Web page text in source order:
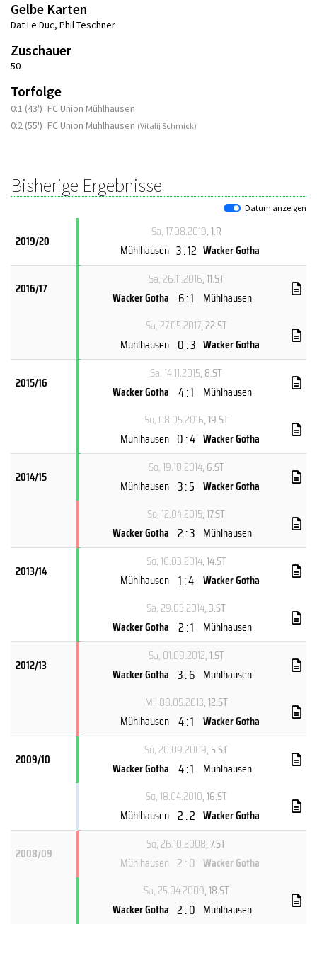
Gelbe Karten
Dat Le Duc, Phil Teschner
Zuschauer
50
Torfolge
0:1 (43') FC Union Mühlhausen
0:2 (55') FC Union Mühlhausen (Vitalij Schmick)
Bisherige Ergebnisse
Datum anzeigen
2019/20
Sa, 17.08.2019, 1.R
Mühlhausen 3 : 12 Wacker Gotha
2016/17
Sa, 26.11.2016, 11.ST
Wacker Gotha 6 : 1 Mühlhausen
Sa, 27.05.2017, 22.ST
Mühlhausen 0 : 3 Wacker Gotha
2015/16
Sa, 14.11.2015, 8.ST
Wacker Gotha 4 : 1 Mühlhausen
So, 08.05.2016, 19.ST
Mühlhausen 0 : 4 Wacker Gotha
2014/15
So, 19.10.2014, 6.ST
Mühlhausen 3 : 5 Wacker Gotha
So, 12.04.2015, 17.ST
Wacker Gotha 2 : 3 Mühlhausen
2013/14
So, 16.03.2014, 14.ST
Mühlhausen 1 : 4 Wacker Gotha
Sa, 29.03.2014, 3.ST
Wacker Gotha 2 : 1 Mühlhausen
2012/13
Sa, 01.09.2012, 1.ST
Wacker Gotha 3 : 6 Mühlhausen
Mi, 08.05.2013, 12.ST
Mühlhausen 4 : 1 Wacker Gotha
2009/10
So, 20.09.2009, 5.ST
Wacker Gotha 4 : 1 Mühlhausen
So, 18.04.2010, 16.ST
Mühlhausen 2 : 2 Wacker Gotha
2008/09
So, 26.10.2008, 7.ST
Mühlhausen 2 : 0 Wacker Gotha
Sa, 25.04.2009, 18.ST
Wacker Gotha 2 : 0 Mühlhausen